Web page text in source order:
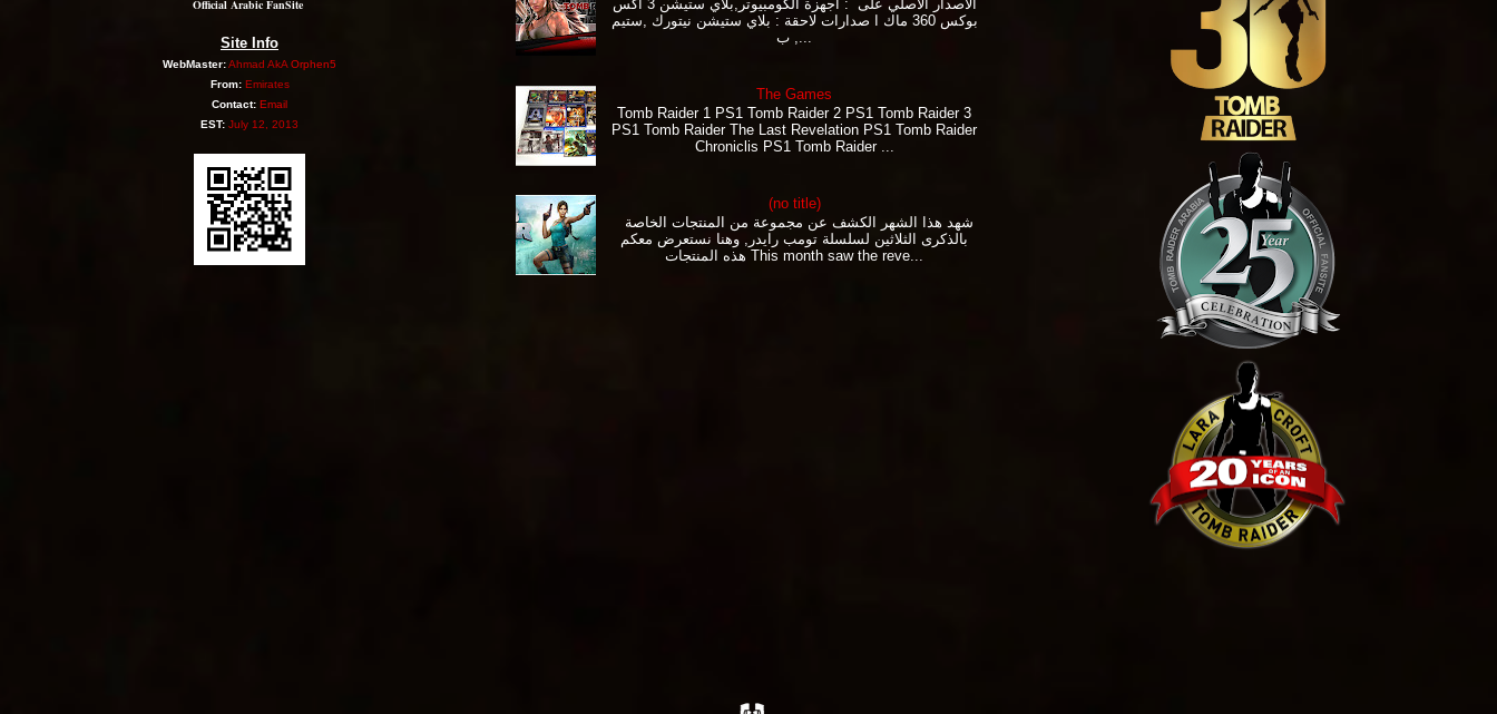
Official Arabic FanSite
Site Info
WebMaster:Ahmad AkA Orphen5
From: Emirates
Contact: Email
EST: July 12, 2013
الاصدار الاصلي على : اجهزة الكومبيوتر,بلاي ستيشن 3 اكس
بوكس 360 ماك ا صدارات لاحقة : بلاي ستيشن نيتورك ,ستيم
The Games
Tomb Raider 1 PS1 Tomb Raider 2 PS1 Tomb Raider 3
PS1 Tomb Raider The Last Revelation PS1 Tomb Raider
Chroniclis PS1 Tomb Raider ...
(no title)
بالذكرى الثلاثين لسلسلة تومب رايدر, وهنا نستعرض معكم
هذه المنتجات This month saw the reve...